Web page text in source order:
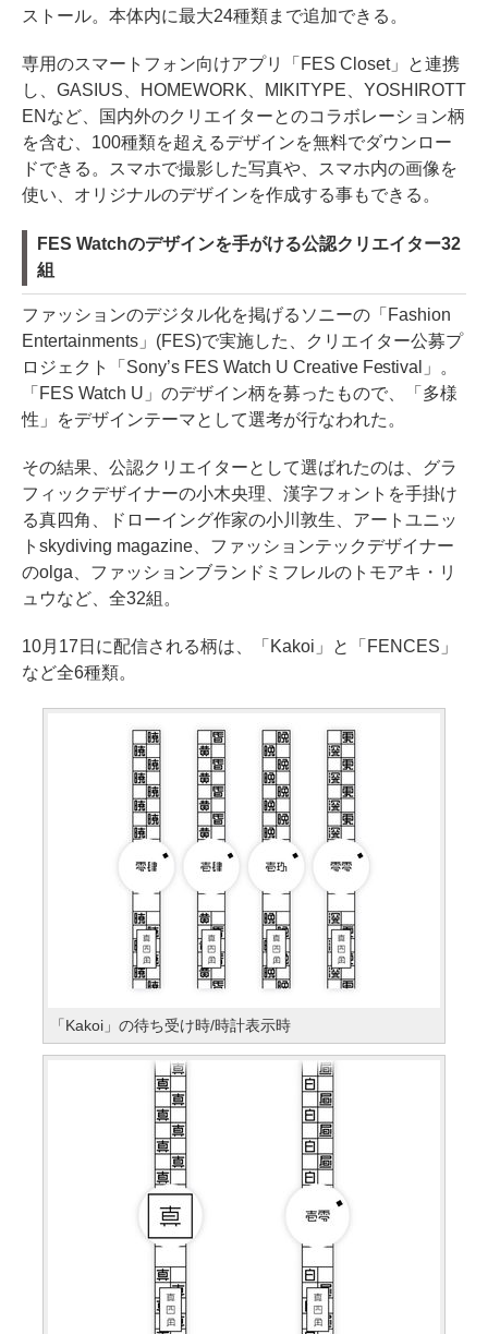
ストール。本体内に最大24種類まで追加できる。
専用のスマートフォン向けアプリ「FES Closet」と連携
し、GASIUS、HOMEWORK、MIKITYPE、YOSHIROTT
ENなど、国内外のクリエイターとのコラボレーション柄
を含む、100種類を超えるデザインを無料でダウンロー
ドできる。スマホで撮影した写真や、スマホ内の画像を
使い、オリジナルのデザインを作成する事もできる。
FES Watchのデザインを手がける公認クリエイター32
組
ファッションのデジタル化を掲げるソニーの「Fashion
Entertainments」(FES)で実施した、クリエイター公募プ
ロジェクト「Sony’s FES Watch U Creative Festival」。
「FES Watch U」のデザイン柄を募ったもので、「多様
性」をデザインテーマとして選考が行なわれた。
その結果、公認クリエイターとして選ばれたのは、グラ
フィックデザイナーの小木央理、漢字フォントを手掛け
る真四角、ドローイング作家の小川敦生、アートユニッ
トskydiving magazine、ファッションテックデザイナー
のolga、ファッションブランドミフレルのトモアキ・リ
ュウなど、全32組。
10月17日に配信される柄は、「Kakoi」と「FENCES」
など全6種類。
「Kakoi」の待ち受け時/時計表示時